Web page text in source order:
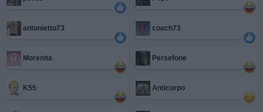
antonietto73 coach73
Morenita Persefone
K55 Anticorpo